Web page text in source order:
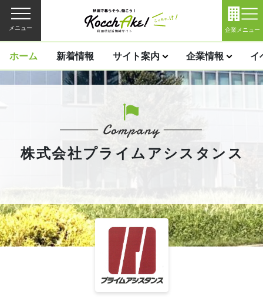
メニュー 企業メニュー
ホーム 新着情報 サイト案内 企業情報 イ
株式会社プライムアシスタンス